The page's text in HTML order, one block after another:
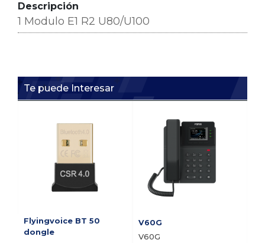
Descripción
1 Modulo E1 R2 U80/U100
Te puede Interesar
Flyingvoice BT 50
dongle
V60G
V60G